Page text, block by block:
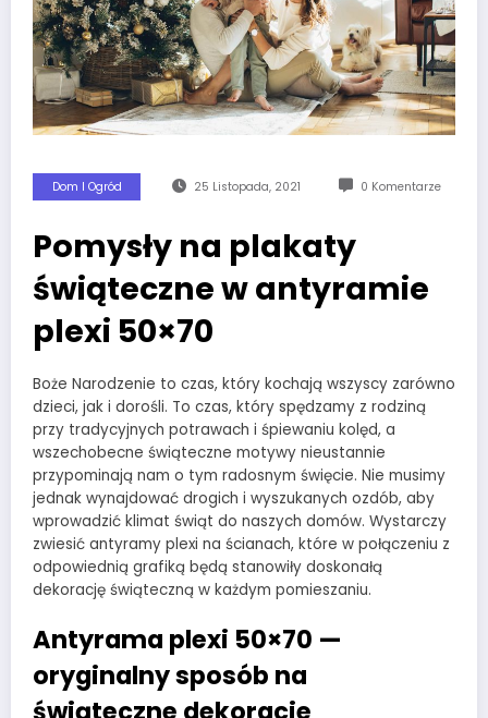
Dom I Ogród 25 Listopada, 2021 0 Komentarze
Pomysły na plakaty
świąteczne w antyramie
plexi 50×70
Boże Narodzenie to czas, który kochają wszyscy zarówno
dzieci, jak i dorośli. To czas, który spędzamy z rodziną
przy tradycyjnych potrawach i śpiewaniu kolęd, a
wszechobecne świąteczne motywy nieustannie
przypominają nam o tym radosnym święcie. Nie musimy
jednak wynajdować drogich i wyszukanych ozdób, aby
wprowadzić klimat świąt do naszych domów. Wystarczy
zwiesić antyramy plexi na ścianach, które w połączeniu z
odpowiednią grafiką będą stanowiły doskonałą
dekorację świąteczną w każdym pomieszaniu.
Antyrama plexi 50×70 —
oryginalny sposób na